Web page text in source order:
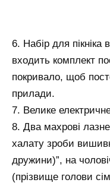
6. Набір для
входить комплект
покривало, щоб
прилади.
7. Велике
8. Два махрові
халату зроби
дружини)”, на
(прізвище голови